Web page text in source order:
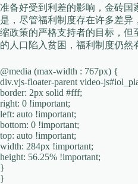
准备好受到利差的影响，金砖国
是，尽管福利制度存在许多差异
缩政策的严格支持者的目标，但
的人口陷入贫困，福利制度仍然
@media (max-width : 767px) {
div.vjs-floater-parent video-
border: 2px solid #fff;
right: 0 !important;
left: auto !important;
bottom: 0 !important;
top: auto !important;
width: 284px !important;
height: 56.25% !important;
}
}